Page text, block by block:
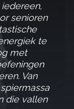
senioren
te
met
Van
die vallen